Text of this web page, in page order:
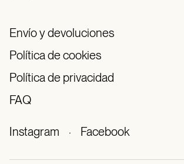
Envío y devoluciones
Política de cookies
Política de privacidad
FAQ
Instagram · Facebook